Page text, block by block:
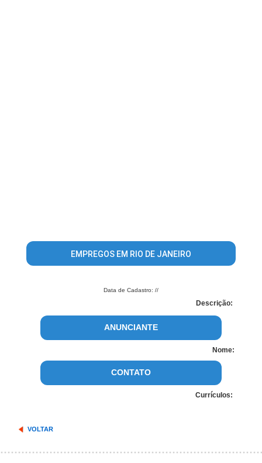
EMPREGOS EM RIO DE JANEIRO
Data de Cadastro: //
Descrição:
ANUNCIANTE
Nome:
CONTATO
Currículos:
VOLTAR